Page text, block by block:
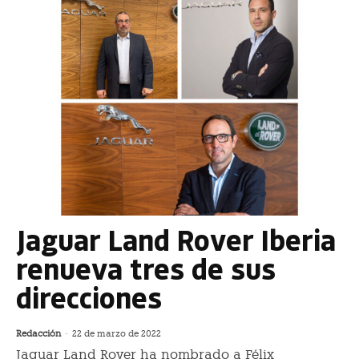
Jaguar Land Rover Iberia
renueva tres de sus
direcciones
Redacción - 22 de marzo de 2022
Jaguar Land Rover ha nombrado a Félix